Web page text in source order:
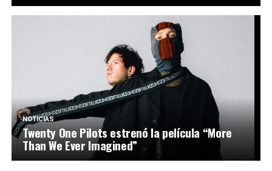
NOTICIAS
Twenty One Pilots estrenó la película “More
Than We Ever Imagined”